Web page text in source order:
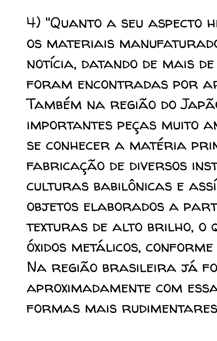
4) "Quanto a seu aspecto
os materiais
notícia, datando de mais
foram encontradas por
Também na região do
importantes peças muito
se conhecer a matéria
fabricação de diversos
culturas babilônicas e
objetos elaborados a
texturas de alto brilho, o
óxidos metálicos,
Na região brasileira já
aproximadamente com
formas mais